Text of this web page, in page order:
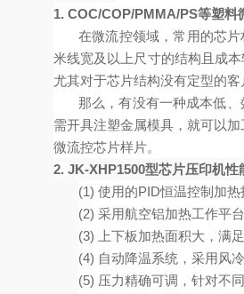
1. COC/COP/PMMA/PS等塑料
在微流控领域，常用的芯片
米线宽及以上尺寸的结构且成
尤其对于芯片结构没有定型的
那么，有没有一种成本低
需开具注塑金属模具，就可以加
微流控芯片样片。
2. JK-XHP1500型芯片压印机性
(1) 使用的PID恒温控制加
(2) 采用航空铝加热工作平
(3) 上下板加热面积大，满
(4) 自动降温系统，采用风
(5) 压力精确可调，针对不